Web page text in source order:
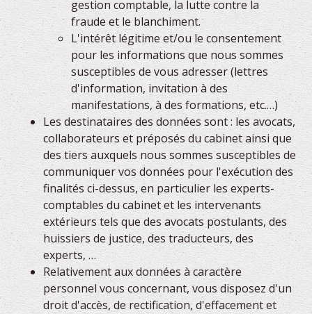
gestion comptable, la lutte contre la
fraude et le blanchiment.
L'intérêt légitime et/ou le consentement
pour les informations que nous sommes
susceptibles de vous adresser (lettres
d'information, invitation à des
manifestations, à des formations, etc.…)
Les destinataires des données sont : les avocats,
collaborateurs et préposés du cabinet ainsi que
des tiers auxquels nous sommes susceptibles de
communiquer vos données pour l'exécution des
finalités ci-dessus, en particulier les experts-
comptables du cabinet et les intervenants
extérieurs tels que des avocats postulants, des
huissiers de justice, des traducteurs, des
experts, …
Relativement aux données à caractère
personnel vous concernant, vous disposez d'un
droit d'accès, de rectification, d'effacement et